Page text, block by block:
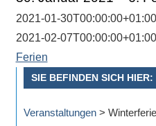
zu
bieten.
Daneben
es
viele
2021-01-30T00:00:00+01:00
2021-02-07T00:00:00+01:00
Ferien
SIE BEFINDEN SICH HIER:
Veranstaltungen>